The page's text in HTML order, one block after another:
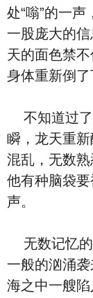
处“嗡”的一声
一股庞大的
天的面色禁
身体重新倒了
不知道过了
瞬，龙天重
混乱，无数
他有种脑袋
声。
无数记忆的
一般的汹涌
海之中一艘